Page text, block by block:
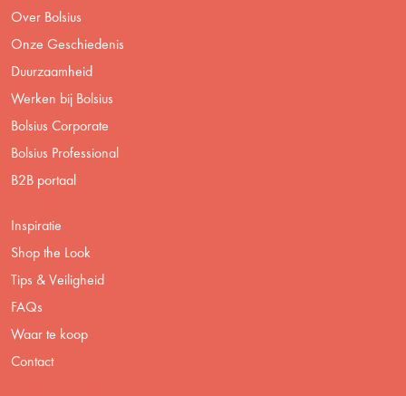
Over Bolsius
Onze Geschiedenis
Duurzaamheid
Werken bij Bolsius
Bolsius Corporate
Bolsius Professional
B2B portaal
Inspiratie
Shop the Look
Tips & Veiligheid
FAQs
Waar te koop
Contact